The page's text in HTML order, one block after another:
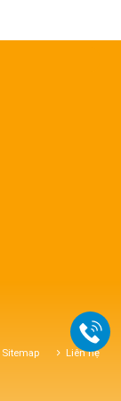
Sitemap Liên hệ